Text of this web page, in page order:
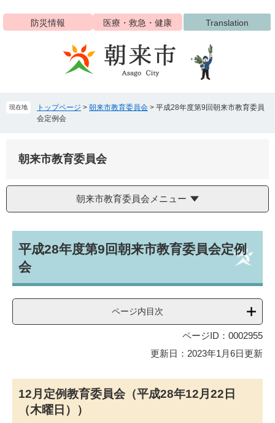
ジ
ュ
防災情報 医療・救急・健康 Translation
現在地 トップページ > 朝来市教育委員会 > 平成28年度第9回朝来市教育委員
会定例会
朝来市教育委員会
朝来市教育委員会メニュー
文平成28年度第9回朝来市教育委員会定例
会
ページ内目次
ページID：0002955
更新日：2023年1月6日更新
12月定例教育委員会（平成28年12月22日
（木曜日））